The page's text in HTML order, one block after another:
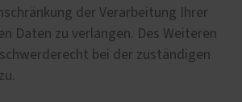
der Verarbeitung Ihrer
Daten zu verlangen. Des Weiteren
bei der zuständigen